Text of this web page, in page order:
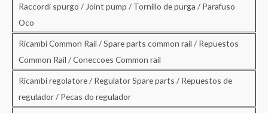
Raccordi spurgo / Joint pump / Tornillo de purga / Parafuso
Oco
Ricambi Common Rail / Spare parts common rail / Repuestos
Common Rail / Coneccoes Common rail
Ricambi regolatore / Regulator Spare parts / Repuestos de
regulador / Pecas do regulador